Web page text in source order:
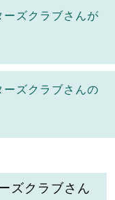
ズクラブさんが
ズクラブさんの
ズクラブさん